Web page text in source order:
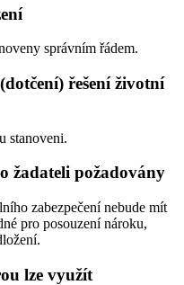
správním řádem.
řešení životní
stanoveni.
žadateli požadovány
zabezpečení nebude mít
pro posouzení nároku,
lze využít